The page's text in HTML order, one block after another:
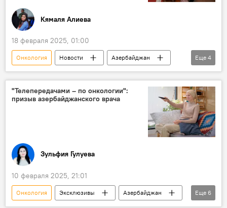
Кямаля Алиева
18 февраля 2025, 01:00
Онкология Новости
Азербайджан
Россия
Мода и стиль
Болезнь
Баку
Еще 4
"Телепередачами – по онкологии":
призыв азербайджанского врача
Зульфия Гулуева
10 февраля 2025, 21:01
Онкология Эксклюзивы
Азербайджан
Еще 6